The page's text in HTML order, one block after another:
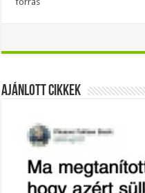
Ajánlott Cikkek